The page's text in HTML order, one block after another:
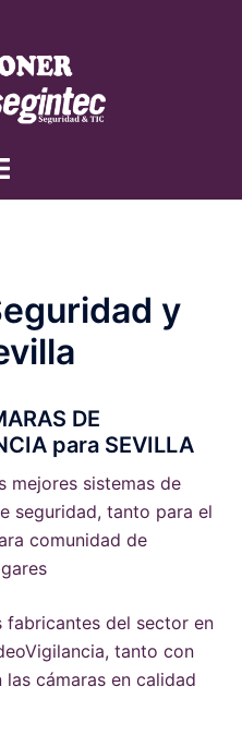
y
DE
para SEVILLA
mejores sistemas de
seguridad, tanto para el
comunidad de
fabricantes del sector en
tanto con
cámaras en calidad